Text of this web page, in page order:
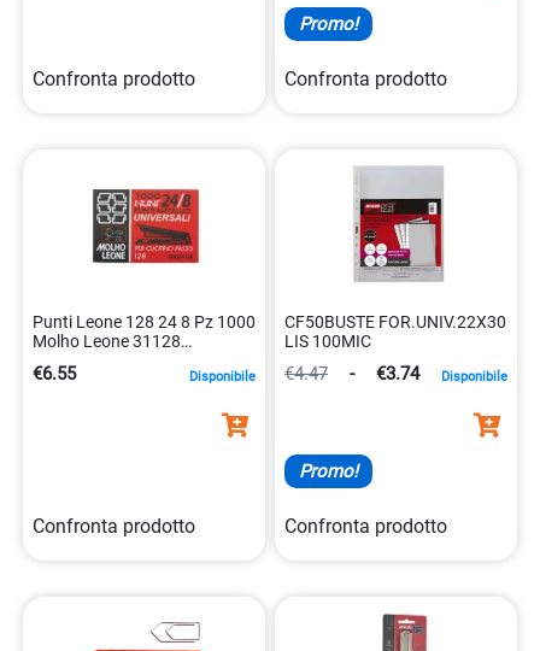
Confronta prodotto
Promo!
Confronta prodotto
Punti Leone 128 24 8 Pz 1000
Molho Leone 31128
8002057311285
€6.55 Disponibile
Confronta prodotto
CF50BUSTE FOR.UNIV.22X30
LIS 100MIC
€4.47 €3.74 Disponibile
Promo!
Confronta prodotto